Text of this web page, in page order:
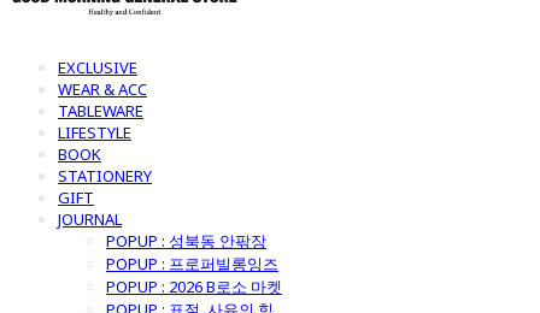
EXCLUSIVE
WEAR & ACC
TABLEWARE
LIFESTYLE
BOOK
STATIONERY
GIFT
JOURNAL
POPUP : 성북동 안팎장
POPUP : 프로퍼빌롱잉즈
POPUP : 2026 B로소 마켓